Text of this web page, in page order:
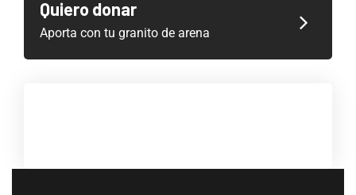
Quiero donar
Aporta con tu granito de arena